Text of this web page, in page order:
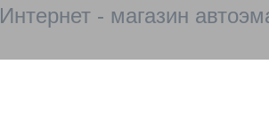
Интернет - магазин